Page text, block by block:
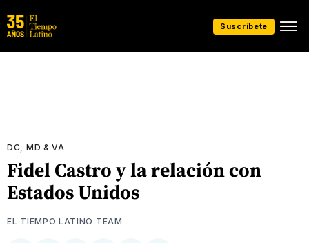
Suscríbete
DC, MD & VA
Fidel Castro y la relación con
Estados Unidos
EL TIEMPO LATINO TEAM